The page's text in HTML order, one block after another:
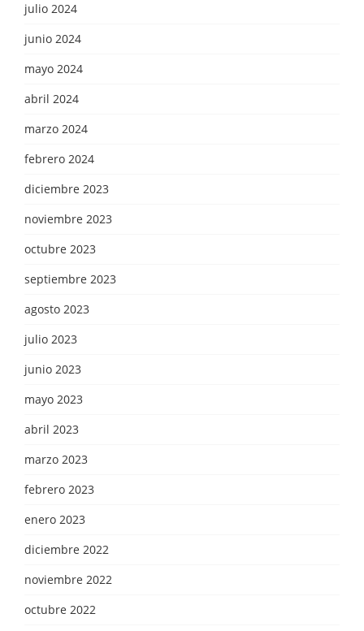
julio 2024
junio 2024
mayo 2024
abril 2024
marzo 2024
febrero 2024
diciembre 2023
noviembre 2023
octubre 2023
septiembre 2023
agosto 2023
julio 2023
junio 2023
mayo 2023
abril 2023
marzo 2023
febrero 2023
enero 2023
diciembre 2022
noviembre 2022
octubre 2022